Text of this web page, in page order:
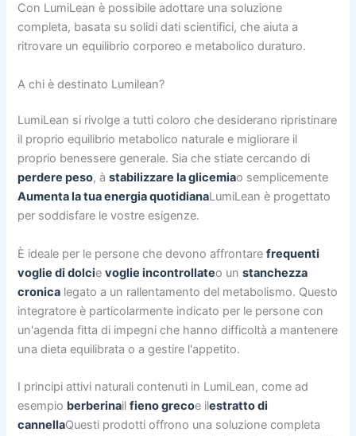
Con LumiLean è possibile adottare una soluzione
completa, basata su solidi dati scientifici, che aiuta a
ritrovare un equilibrio corporeo e metabolico duraturo.
A chi è destinato Lumilean?
LumiLean si rivolge a tutti coloro che desiderano ripristinare
il proprio equilibrio metabolico naturale e migliorare il
proprio benessere generale. Sia che stiate cercando di
perdere peso, àstabilizzare la glicemiao semplicemente
Aumenta la tua energia quotidianaLumiLean è progettato
per soddisfare le vostre esigenze.
È ideale per le persone che devono affrontarefrequenti
voglie di dolcievoglie incontrollateo unstanchezza
cronica legato a un rallentamento del metabolismo. Questo
integratore è particolarmente indicato per le persone con
un'agenda fitta di impegni che hanno difficoltà a mantenere
una dieta equilibrata o a gestire l'appetito.
I principi attivi naturali contenuti in LumiLean, come ad
esempio berberinailfieno grecoe ilestratto di
cannellaQuesti prodotti offrono una soluzione completa